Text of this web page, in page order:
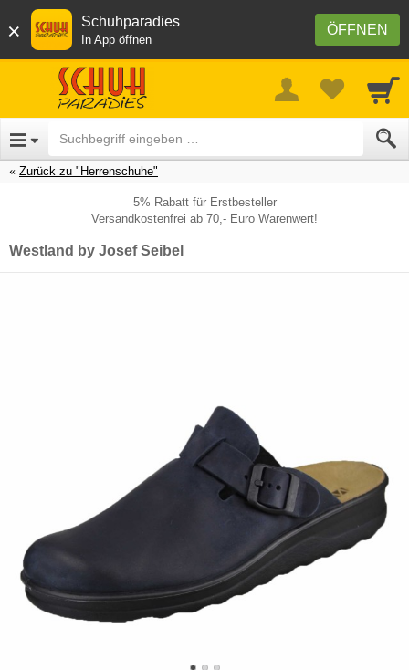
× ÖFFNEN
Schuhparadies
In App öffnen
Zurück zu "Herrenschuhe"
5% Rabatt für Erstbesteller
Versandkostenfrei ab 70,- Euro Warenwert!
Westland by Josef Seibel